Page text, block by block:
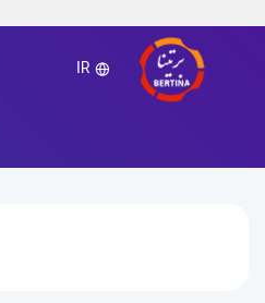
IR